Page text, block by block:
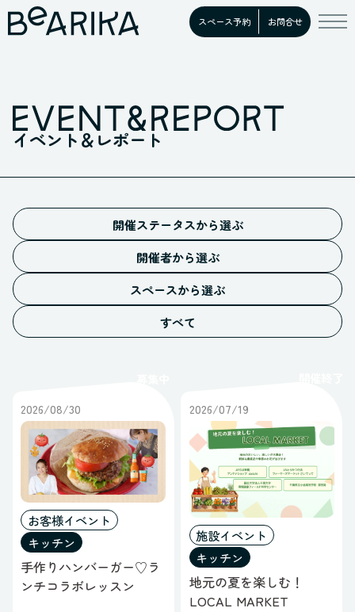
スペース予約 お問合せ
イベント＆レポート
開催ステータスから選ぶ
予告
募集中
開催中
満員御礼
開催終了
開催者から選ぶ
施設イベント
お客様イベント
すべての開催者
スペースから選ぶ
ホール
スタジオ
ギャラリー
オープンスペース
ブース
すべてのスペース
すべて
2026/08/30
お客様イベント
キッチン
手作りハンバーガー♡ラ
ンチコラボレッスン
2026/07/19
施設イベント
キッチン
地元の夏を楽しむ！
LOCAL MARKET